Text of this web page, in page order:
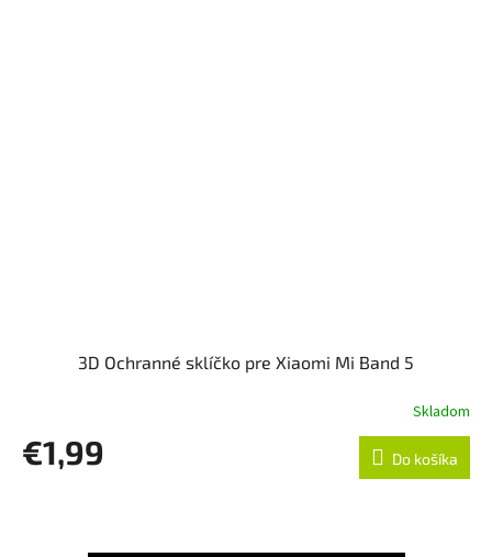
3D Ochranné sklíčko pre Xiaomi Mi Band 5
Skladom
€1,99 Do košíka